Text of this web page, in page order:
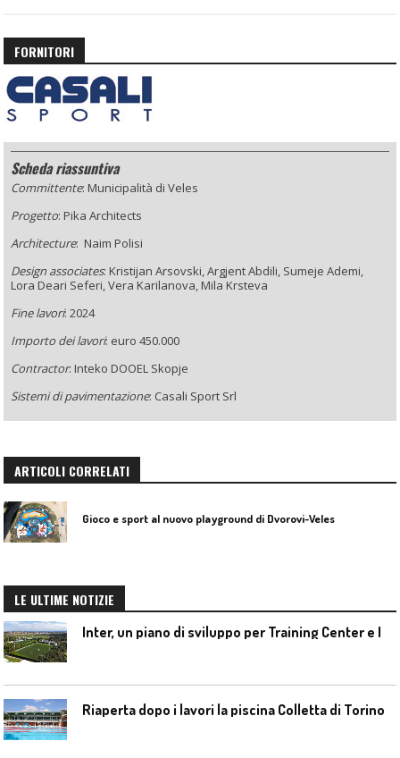
FORNITORI
Scheda riassuntiva
Committente: Municipalità di Veles
Progetto: Pika Architects
Architecture: Naim Polisi
Design associates: Kristijan Arsovski, Argjent Abdili, Sumeje Ademi,
Lora Deari Seferi, Vera Karilanova, Mila Krsteva
Fine lavori: 2024
Importo dei lavori: euro 450.000
Contractor: Inteko DOOEL Skopje
Sistemi di pavimentazione: Casali Sport Srl
ARTICOLI CORRELATI
Gioco e sport al nuovo playground di Dvorovi-Veles
LE ULTIME NOTIZIE
Riaperta dopo i lavori la piscina Colletta di Torino